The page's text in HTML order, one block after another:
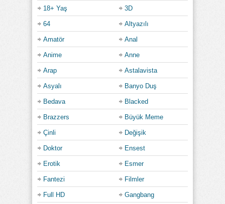
18+ Yaş 3D
64 Altyazılı
Amatör Anal
Anime Anne
Arap Astalavista
Asyalı Banyo Duş
Bedava Blacked
Brazzers Büyük Meme
Çinli Değişik
Doktor Ensest
Erotik Esmer
Fantezi Filmler
Full HD Gangbang